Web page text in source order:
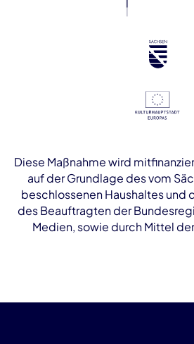
Diese Maßnahme wird
auf der Grundlage des vom
beschlossenen Haushaltes und
des Beauftragten der
Medien, sowie durch Mittel